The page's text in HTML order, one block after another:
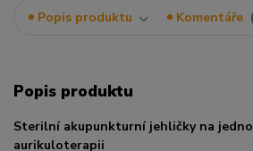
Popis produktu Komentáře
Popis produktu
Sterilní akupunkturní jehličky na
aurikuloterapii